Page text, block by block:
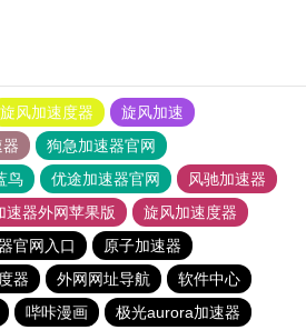
旋风加速度器
旋风加速
狗急加速器官网
鸟 优途加速器官网
风驰加速器
速器外网苹果版
旋风加速度器
官网入口
原子加速器
器 外网网址导航
软件中心
哔咔漫画
极光aurora加速器